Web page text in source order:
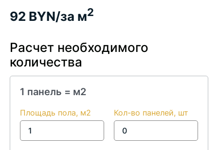
92 BYN/за м2
Расчет необходимого
количества
1 панель = м2
Площадь пола, м2 Кол-во панелей, шт